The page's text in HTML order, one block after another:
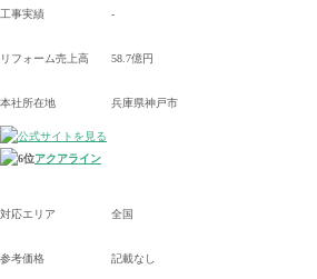
工事実績 -
リフォーム売上高 58.7億円
本社所在地 兵庫県神戸市
アクアライン
対応エリア 全国
参考価格 記載なし